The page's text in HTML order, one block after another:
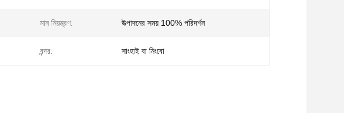
মান নিয়ন্ত্রণ: উত্পাদনের সময় 100% পরিদর্শন
বন্দর: সাংহাই বা নিংবো